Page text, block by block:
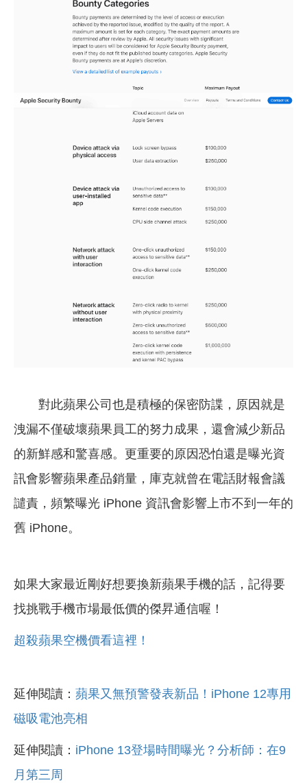
對此蘋果公司也是積極的保密防諜，原因就是
洩漏不僅破壞蘋果員工的努力成果，還會減少新品
的新鮮感和驚喜感。更重要的原因恐怕還是曝光資
訊會影響蘋果產品銷量，庫克就曾在電話財報會議
譴責，頻繁曝光 iPhone 資訊會影響上市不到一年的
舊 iPhone。
如果大家最近剛好想要換新蘋果手機的話，記得要
找挑戰手機市場最低價的傑昇通信喔！
超殺蘋果空機價看這裡！
延伸閱讀： 蘋果又無預警發表新品！iPhone 12專用
磁吸電池亮相
延伸閱讀： iPhone 13登場時間曝光？分析師：在9
月第三周